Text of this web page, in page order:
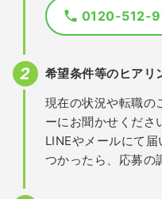
0120-512-
希望条件等のヒアリ
現在の状況や転職の
ーにお聞かせくださ
LINEやメールにて
つかったら、応募の